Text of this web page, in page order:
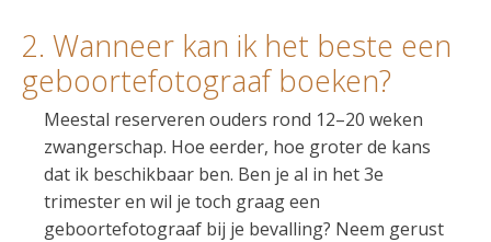
2. Wanneer kan ik het beste een
geboortefotograaf boeken?
Meestal reserveren ouders rond 12–20 weken
zwangerschap. Hoe eerder, hoe groter de kans
dat ik beschikbaar ben. Ben je al in het 3e
trimester en wil je toch graag een
geboortefotograaf bij je bevalling? Neem gerust